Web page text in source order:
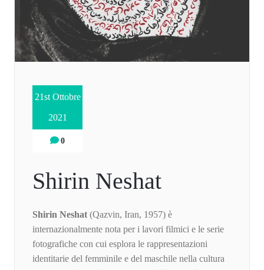
21st Ottobre
2021
0
Shirin Neshat
Shirin Neshat (Qazvin, Iran, 1957) è
internazionalmente nota per i lavori filmici e le serie
fotografiche con cui esplora le rappresentazioni
identitarie del femminile e del maschile nella cultura